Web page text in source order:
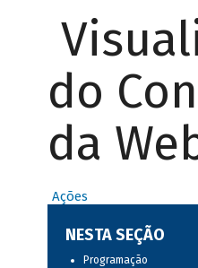
do
da
Ações
NESTA SEÇÃO
Programação